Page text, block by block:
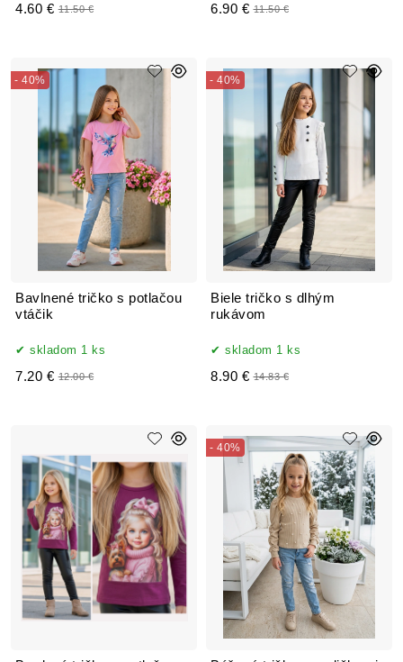
4.60 € 11.50 € 6.90 € 11.50 €
Bavlnené tričko s potlačou
vtáčik
- 40%
skladom 1 ks
7.20 € 12.00 €
Biele tričko s dlhým
rukávom
- 40%
skladom 1 ks
8.90 € 14.83 €
- 40%